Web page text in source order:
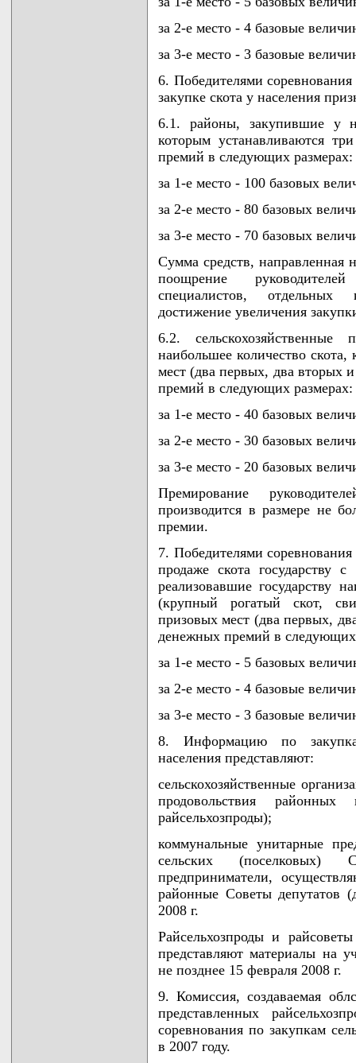
за 2-е место - 4 базовые
за 3-е место - 3 базовые
6. Победителями
закупке скота у населения
6.1. районы, закупившие у
которым устанавливаются
премий в следующих размерах:
за 1-е место - 100 базовых
за 2-е место - 80 базовых
за 3-е место - 70 базовых
Сумма средств, направленная
поощрение руководителей
специалистов, отдельных
достижение увеличения
6.2. сельскохозяйственные
наибольшее количество
мест (два первых, два вторых
премий в следующих размерах:
за 1-е место - 40 базовых
за 2-е место - 30 базовых
за 3-е место - 20 базовых
Премирование
производится в размере не
премии.
7. Победителями
продаже скота государству
реализовавшие государству
(крупный рогатый скот,
призовых мест (два первых,
денежных премий в следующих
за 1-е место - 5 базовых
за 2-е место - 4 базовые
за 3-е место - 3 базовые
8. Информацию по
населения представляют:
сельскохозяйственные
продовольствия
райсельхозпроды);
коммунальные унитарные
сельских (поселковых)
предприниматели,
районные Советы депутатов
2008 г.
Райсельхозпроды и
представляют материалы на
не позднее 15 февраля 2008 г.
9. Комиссия, создаваемая
представленных
соревнования по закупкам
в 2007 году.